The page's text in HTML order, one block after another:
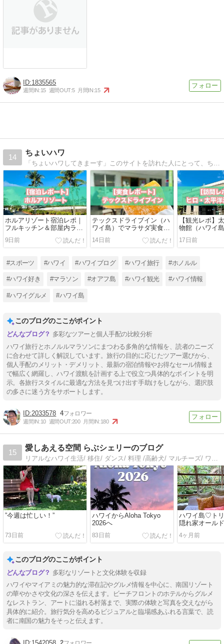
1835565
週間IN:15 週間OUT:5 月間IN:15
14
ちょいハワ
「ちょいハワしてきまーす」このサイトを訪れた人にとって、ちょいと休みを取ってハワイに行きたくなるキッカケの場になりたい。ホノルルマラソン（＆ハワイのスポーツイベント）を中心に、ハワイの魅力と体験記をお届けするメディアです。
ホルアリゾート宿泊レポ｜
フルキッチン＆部屋内ラン
ドリー付きバケレンの実力
を徹底口コミ
9日前
テックスドライブイン（ハ
ワイ島）でマラサダ実食レ
ポ！ヒロからもコナからも
行ける人気店
14日前
【観光レポ】
物館（ハワイ
てどんな場所
駐車場・滞在
17日前
#スポーツ #ハワイ #ハワイブログ #ハワイ旅行 #ホノルル
#ハワイ好き #マラソン #オアフ島 #ハワイ観光 #ハワイ情報
#ハワイグルメ #ハワイ島
このブログのここがポイント
多彩なツアーと個人手配の比較分析
ハワイ旅行とホノルルマラソンにまつわる多角的な情報を、読者のニーズ
に合わせて詳しく解説しています。旅行の目的に応じたツアー選びから、
個人手配のメリット・デメリット、最新の宿泊情報やお得なセール情報ま
で幅広く網羅し、ハワイ渡航を計画する上で役立つ具体的なポイントを明
示。各旅行スタイルに最適な方法を見つけ出す手助けをしながら、選択肢
の多さに迷う方をサポートします。
2033578 4
週間IN:10 週間OUT:200 月間IN:180
15
愛しあえる空間 らぶシェリーのブログ
リアルなハワイ生活/ 移住/ ダンス/ 料理 /高齢犬/ マルチーズ/ ワイキキ/ハワイ
”今週は忙しい！”
73日前
ハワイからAloha Tokyo
2026へ
83日前
ハワイ島♡ト
隠れ家オール
4ヶ月前
このブログのここがポイント
多彩なリゾートと文化体験を収録
ハワイやマイアミの魅力的な滞在記やグルメ情報を中心に、南国リゾート
の華やかさや文化の深さを伝えます。ビーチフロントのホテルからグルメ
なレストラン、アートに溢れる村落まで、実際の体験と写真を交えながら
具体的に紹介。旅行気分を高めるビジュアルと臨場感あふれる言葉で、読
者に南国の魅力をそっと伝えます。